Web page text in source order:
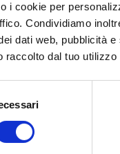
i cookie per
Condividiamo
dati web, pubblicità
raccolto dal tuo